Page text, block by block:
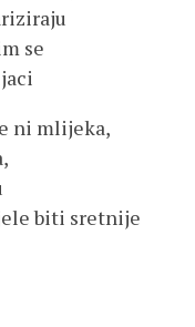
se
ni mlijeka,
biti sretnije